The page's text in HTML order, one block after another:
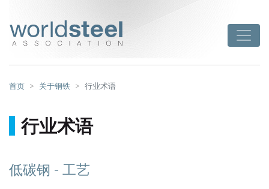
首页 关于钢铁 行业术语
行业术语
低碳钢 - 工艺